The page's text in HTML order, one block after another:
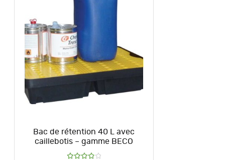
Bac de rétention 40 L avec
caillebotis – gamme BECO